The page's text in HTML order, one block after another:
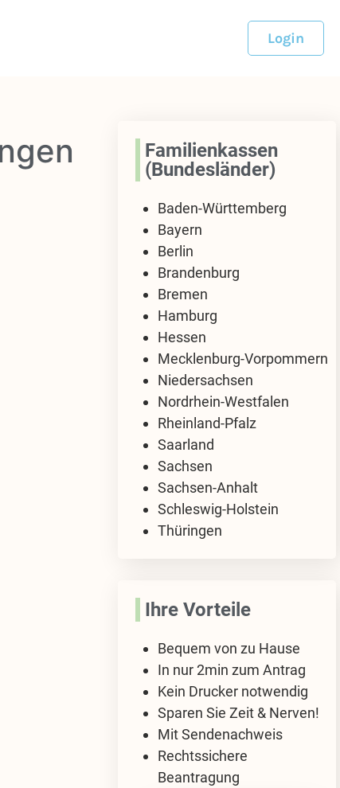
Login
Familienkassen
(Bundesländer)
Baden-Württemberg
Bayern
Berlin
Brandenburg
Bremen
Hamburg
Hessen
Mecklenburg-Vorpommern
Niedersachsen
Nordrhein-Westfalen
Rheinland-Pfalz
Saarland
Sachsen
Sachsen-Anhalt
Schleswig-Holstein
Thüringen
Ihre Vorteile
Bequem von zu Hause
In nur 2min zum Antrag
Kein Drucker notwendig
Sparen Sie Zeit & Nerven!
Mit Sendenachweis
Rechtssichere
Beantragung